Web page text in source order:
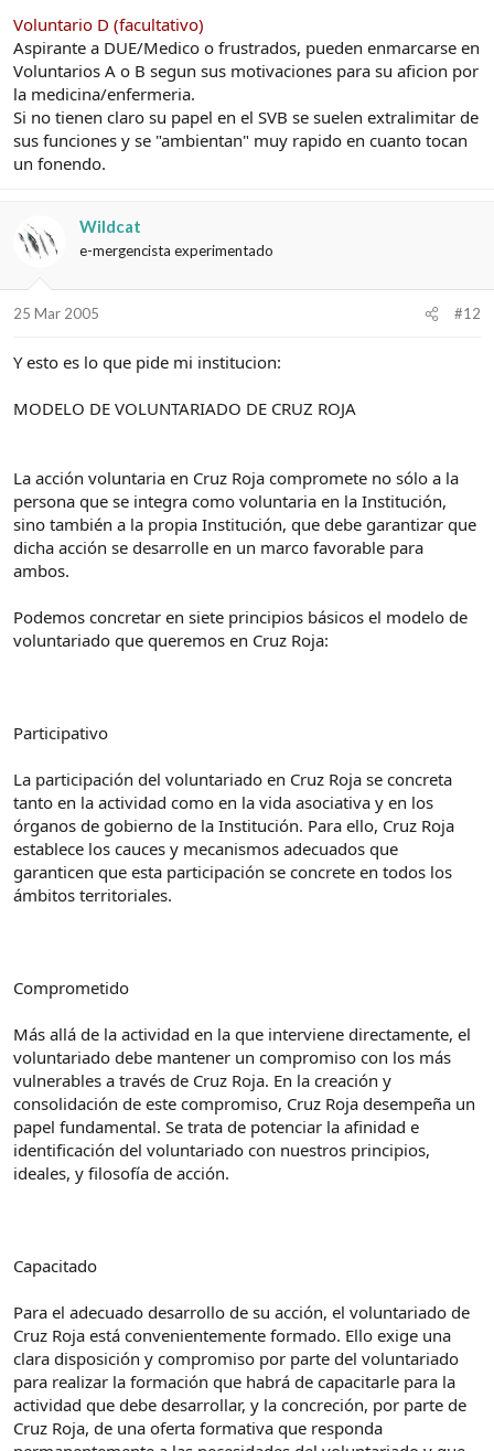
Voluntario D (facultativo)
Aspirante a DUE/Medico o frustrados, pueden enmarcarse en
Voluntarios A o B segun sus motivaciones para su aficion por
la medicina/enfermeria.
Si no tienen claro su papel en el SVB se suelen extralimitar de
sus funciones y se "ambientan" muy rapido en cuanto tocan
un fonendo.
Wildcat
e-mergencista experimentado
25 Mar 2005 #12
Y esto es lo que pide mi institucion:
MODELO DE VOLUNTARIADO DE CRUZ ROJA
La acción voluntaria en Cruz Roja compromete no sólo a la
persona que se integra como voluntaria en la Institución,
sino también a la propia Institución, que debe garantizar que
dicha acción se desarrolle en un marco favorable para
ambos.
Podemos concretar en siete principios básicos el modelo de
voluntariado que queremos en Cruz Roja:
Participativo
La participación del voluntariado en Cruz Roja se concreta
tanto en la actividad como en la vida asociativa y en los
órganos de gobierno de la Institución. Para ello, Cruz Roja
establece los cauces y mecanismos adecuados que
garanticen que esta participación se concrete en todos los
ámbitos territoriales.
Comprometido
Más allá de la actividad en la que interviene directamente, el
voluntariado debe mantener un compromiso con los más
vulnerables a través de Cruz Roja. En la creación y
consolidación de este compromiso, Cruz Roja desempeña un
papel fundamental. Se trata de potenciar la afinidad e
identificación del voluntariado con nuestros principios,
ideales, y filosofía de acción.
Capacitado
Para el adecuado desarrollo de su acción, el voluntariado de
Cruz Roja está convenientemente formado. Ello exige una
clara disposición y compromiso por parte del voluntariado
para realizar la formación que habrá de capacitarle para la
actividad que debe desarrollar, y la concreción, por parte de
Cruz Roja, de una oferta formativa que responda